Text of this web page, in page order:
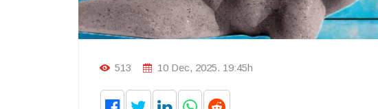
513 10 Dec, 2025. 19:45h